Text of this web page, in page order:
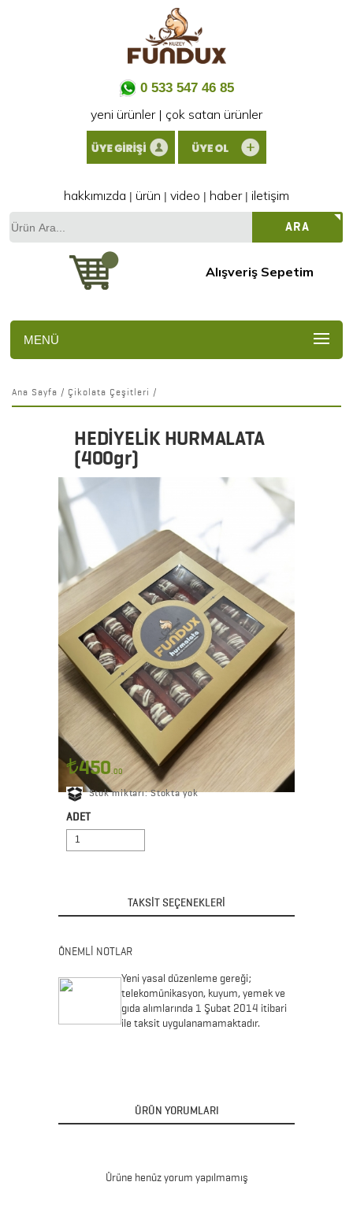
0 533 547 46 85
yeni ürünler| çok satan ürünler
hakkımızda | ürün | video | haber| iletişim
ARA
Alışveriş Sepetim
MENÜ
Ana Sayfa / Çikolata Çeşitleri /
HEDİYELİK HURMALATA
(400gr)
Detaylar
450.00
Stok miktarı: Stokta yok
Seçenekler
ADET
TAKSİT SEÇENEKLERİ
ÖNEMLİ NOTLAR
Yeni yasal düzenleme gereği;
telekomünikasyon, kuyum, yemek ve
gıda alımlarında 1 Şubat 2014 itibari
ile taksit uygulanamamaktadır.
ÜRÜN YORUMLARI
Ürüne henüz yorum yapılmamış